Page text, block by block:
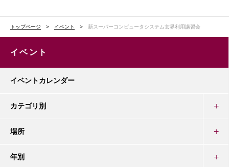
トップページ イベント 新スーパーコンピュータシステム玄界利用講習会
イベント
イベントカレンダー
カテゴリ別
場所
年別